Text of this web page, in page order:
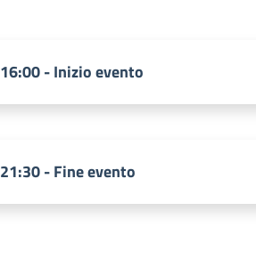
16:00 - Inizio evento
21:30 - Fine evento